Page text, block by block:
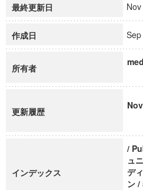
最終更新日
作成日
所有者
更新履歴
インデックス
/
ュ
デ
ン /